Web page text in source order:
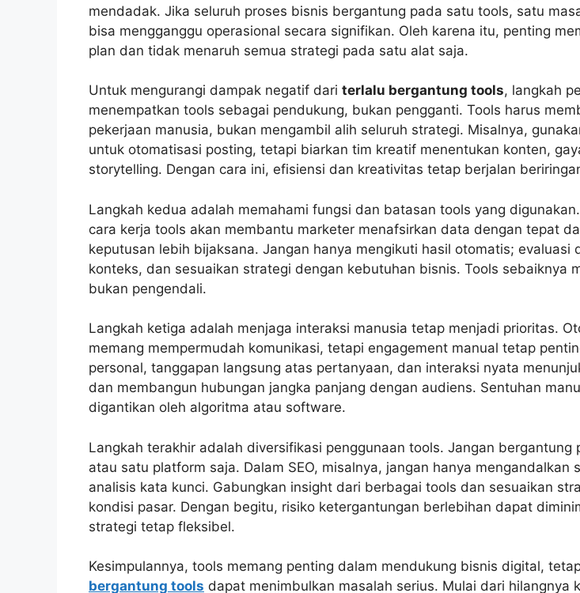
mendadak. Jika seluruh proses bisnis bergantung pada satu tools, satu
bisa mengganggu operasional secara signifikan. Oleh karena itu, penting
plan dan tidak menaruh semua strategi pada satu alat saja.
Untuk mengurangi dampak negatif dari terlalu bergantung tools, langkah
menempatkan tools sebagai pendukung, bukan pengganti. Tools harus
pekerjaan manusia, bukan mengambil alih seluruh strategi. Misalnya,
untuk otomatisasi posting, tetapi biarkan tim kreatif menentukan konten,
storytelling. Dengan cara ini, efisiensi dan kreativitas tetap berjalan
Langkah kedua adalah memahami fungsi dan batasan tools yang
cara kerja tools akan membantu marketer menafsirkan data dengan tepat
keputusan lebih bijaksana. Jangan hanya mengikuti hasil otomatis; evaluasi
konteks, dan sesuaikan strategi dengan kebutuhan bisnis. Tools sebaiknya
bukan pengendali.
Langkah ketiga adalah menjaga interaksi manusia tetap menjadi prioritas.
memang mempermudah komunikasi, tetapi engagement manual tetap
personal, tanggapan langsung atas pertanyaan, dan interaksi nyata
dan membangun hubungan jangka panjang dengan audiens. Sentuhan
digantikan oleh algoritma atau software.
Langkah terakhir adalah diversifikasi penggunaan tools. Jangan bergantung
atau satu platform saja. Dalam SEO, misalnya, jangan hanya mengandalkan
analisis kata kunci. Gabungkan insight dari berbagai tools dan sesuaikan
kondisi pasar. Dengan begitu, risiko ketergantungan berlebihan dapat
strategi tetap fleksibel.
Kesimpulannya, tools memang penting dalam mendukung bisnis digital,
bergantung tools dapat menimbulkan masalah serius. Mulai dari hilangnya